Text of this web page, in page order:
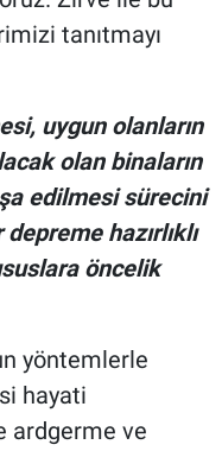
tanıtmayı
uygun olanların
olan binaların
edilmesi sürecini
hazırlıklı
öncelik
yöntemlerle
hayati
ardgerme ve